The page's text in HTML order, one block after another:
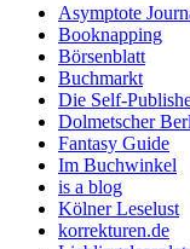
Asymptote
Booknapping
Börsenblatt
Buchmarkt
Die Self-
Dolmetscher
Fantasy Guide
Im Buchwinkel
is a blog
Kölner Leselust
korrekturen.de